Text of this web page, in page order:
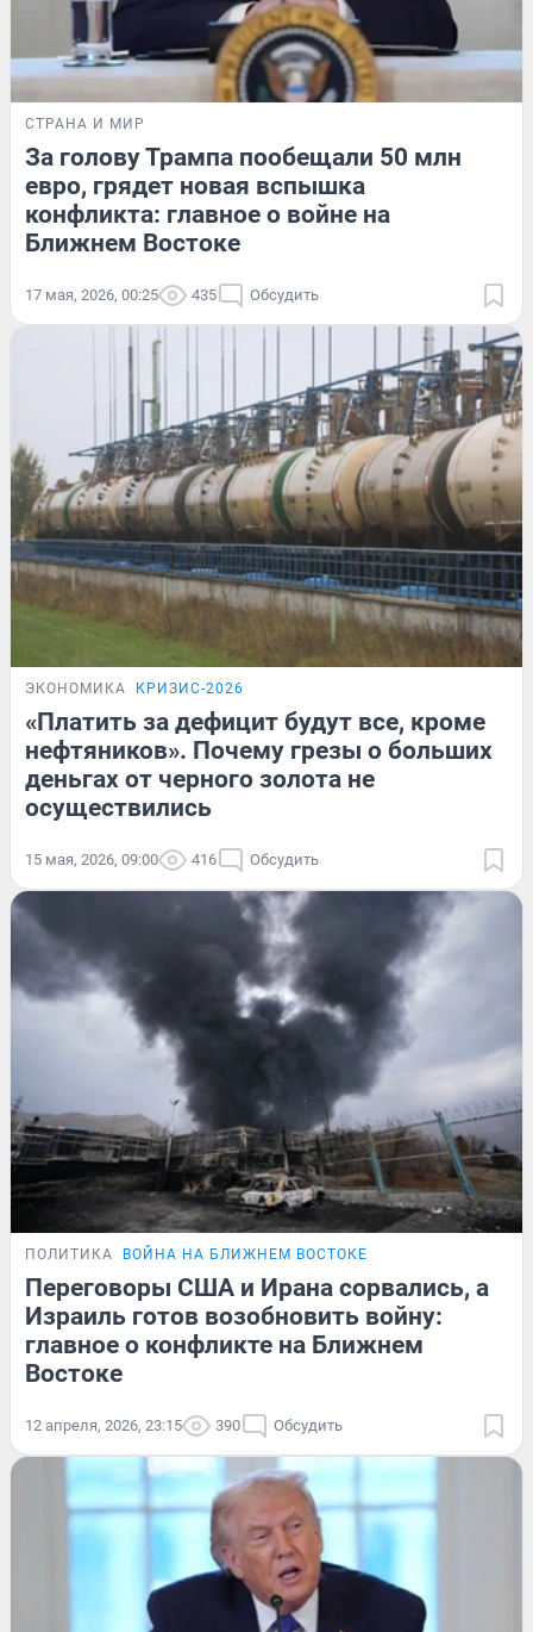
СТРАНА И МИР
За голову Трампа пообещали 50 млн
евро, грядет новая вспышка
конфликта: главное о войне на
Ближнем Востоке
17 мая, 2026, 00:25 435 Обсудить
ЭКОНОМИКА КРИЗИС-2026
«Платить за дефицит будут все, кроме
нефтяников». Почему грезы о больших
деньгах от черного золота не
осуществились
15 мая, 2026, 09:00 416 Обсудить
ПОЛИТИКА ВОЙНА НА БЛИЖНЕМ ВОСТОКЕ
Переговоры США и Ирана сорвались, а
Израиль готов возобновить войну:
главное о конфликте на Ближнем
Востоке
12 апреля, 2026, 23:15 390 Обсудить